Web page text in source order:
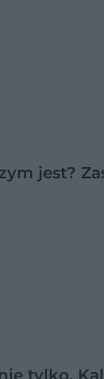
jest?
tylko.